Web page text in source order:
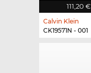
111,20 €
Calvin Klein
CK19571N - 001